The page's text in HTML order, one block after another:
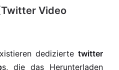
Video
dedizierte twitter
s, die das Herunterladen